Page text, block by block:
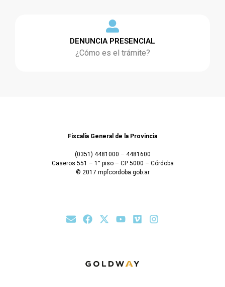
DENUNCIA PRESENCIAL
¿Cómo es el trámite?
Fiscalía General de la Provincia
(0351) 4481000 – 4481600
Caseros 551 – 1° piso – CP 5000 – Córdoba
© 2017 mpfcordoba.gob.ar